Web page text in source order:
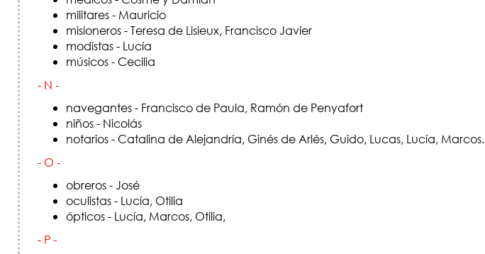
militares - Mauricio
misioneros - Teresa de Lisieux, Francisco Javier
modistas - Lucía
músicos - Cecilia
- N -
navegantes - Francisco de Paula, Ramón de Penyafort
niños - Nicolás
notarios - Catalina de Alejandría, Ginés de Arlés, Guido, Lucas, Lucía, Marcos.
- O -
obreros - José
oculistas - Lucía, Otilia
ópticos - Lucía, Marcos, Otilia,
- P -